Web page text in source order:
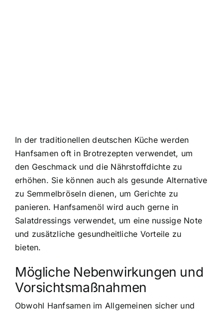
In der traditionellen deutschen Küche werden
Hanfsamen oft in Brotrezepten verwendet, um
den Geschmack und die Nährstoffdichte zu
erhöhen. Sie können auch als gesunde Alternative
zu Semmelbröseln dienen, um Gerichte zu
panieren. Hanfsamenöl wird auch gerne in
Salatdressings verwendet, um eine nussige Note
und zusätzliche gesundheitliche Vorteile zu
bieten.
Mögliche Nebenwirkungen und
Vorsichtsmaßnahmen
Obwohl Hanfsamen im Allgemeinen sicher und